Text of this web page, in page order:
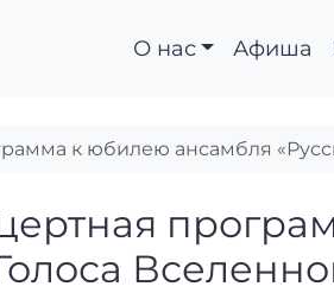
О нас Афиша
к юбилею ансамбля